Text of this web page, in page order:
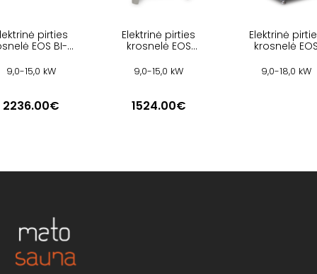
pirties
EOS BI-O
9,0-15,0 kW
2236.00€
Elektrinė pirties
krosnelė EOS
9,0-15,0 kW
1524.00€
Elektrinė
krosnelė
9,0-18,0 kW